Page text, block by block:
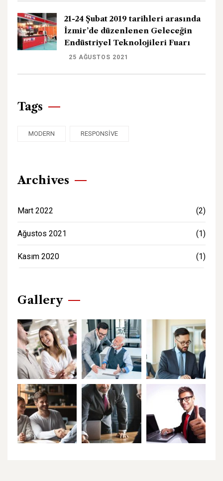
21-24 Şubat 2019 tarihleri arasında
İzmir’de düzenlenen Geleceğin
Endüstriyel Teknolojileri Fuarı
25 AĞUSTOS 2021
Tags
MODERN RESPONSIVE
Archives
Mart 2022 (2)
Ağustos 2021 (1)
Kasım 2020 (1)
Gallery